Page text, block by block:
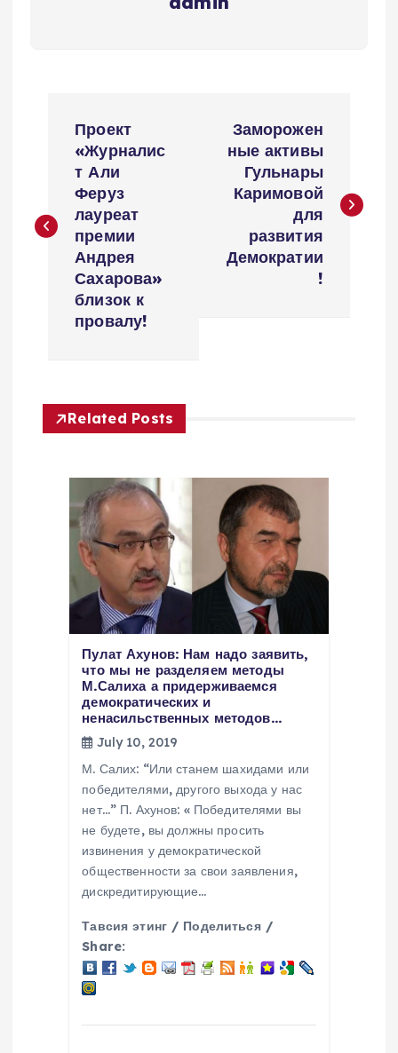
t
Проект
«Журналис
т Али
Феруз
лауреат
премии
Андрея
Сахарова»
близок к
провалу!
Заморожен
ные активы
Гульнары
Каримовой
для
развития
Демократии
!
Related Posts
Пулат Ахунов: Нам надо заявить,
что мы не разделяем методы
М.Салиха а придерживаемся
демократических и
ненасильственных методов…
July 10, 2019
М. Салих: “Или станем шахидами или
победителями, другого выхода у нас
нет…” П. Ахунов: « Победителями вы
не будете, вы должны просить
извинения у демократической
общественности за свои заявления,
дискредитирующие…
Тавсия этинг / Поделиться /
Share: